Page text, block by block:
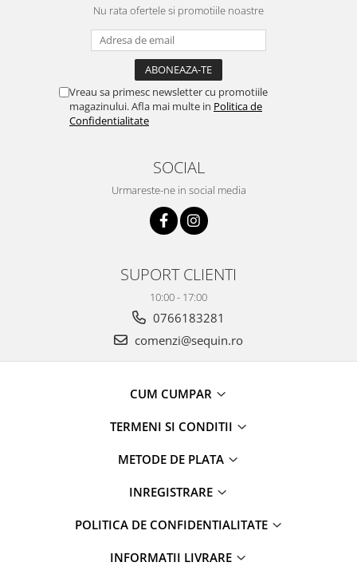
Nu rata ofertele si promotiile noastre
Vreau sa primesc newsletter cu promotiile
magazinului. Afla mai multe in Politica de
Confidentialitate
SOCIAL
Urmareste-ne in social media
SUPORT CLIENTI
10:00 - 17:00
0766183281
comenzi@sequin.ro
CUM CUMPAR
TERMENI SI CONDITII
METODE DE PLATA
INREGISTRARE
POLITICA DE CONFIDENTIALITATE
INFORMATII LIVRARE